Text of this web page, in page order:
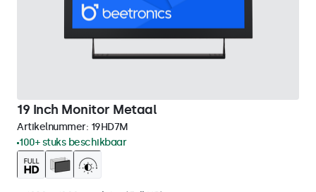
19 Inch Monitor Metaal
Artikelnummer: 19HD7M
100+ stuks beschikbaar